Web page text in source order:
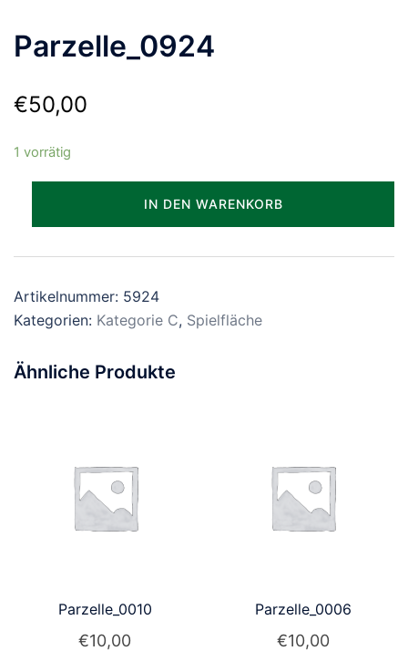
Parzelle_0924
€50,00
1 vorrätig
IN DEN WARENKORB
Artikelnummer: 5924
Kategorien: Kategorie C, Spielfläche
Ähnliche Produkte
Parzelle_0010
€10,00
Parzelle_0006
€10,00